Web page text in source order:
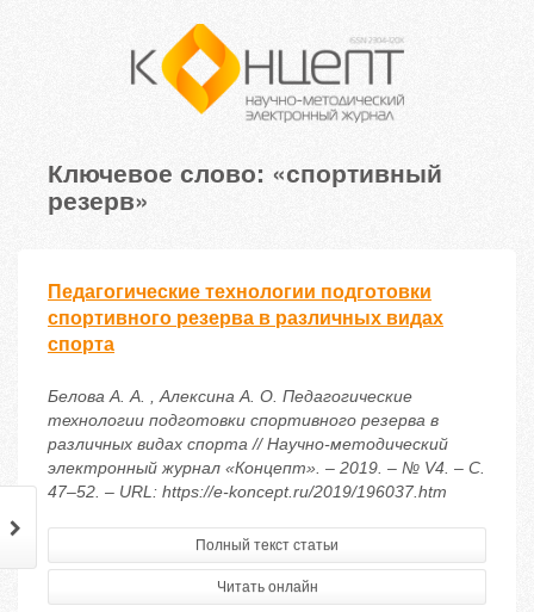
Ключевое слово: «спортивный
резерв»
Педагогические технологии подготовки
спортивного резерва в различных видах
спорта
Белова А. А. , Алексина А. О. Педагогические
технологии подготовки спортивного резерва в
различных видах спорта // Научно-методический
электронный журнал «Концепт». – 2019. – № V4. – С.
47–52. – URL: https://e-koncept.ru/2019/196037.htm
Полный текст статьи
Читать онлайн